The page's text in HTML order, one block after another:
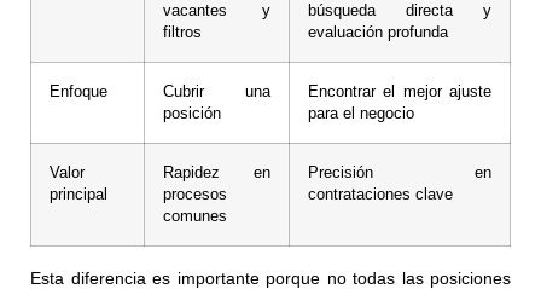
vacantes y
filtros
búsqueda directa y
evaluación profunda
Enfoque
Cubrir una
posición
Encontrar el mejor ajuste
para el negocio
Valor
principal
Rapidez en
procesos
comunes
Precisión en
contrataciones clave
Esta diferencia es importante porque no todas las posiciones